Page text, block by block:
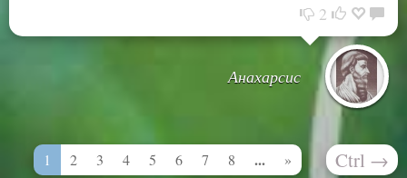
2
Анахарсис
1 2 3 4 5 6 7 8 ... » Ctrl →